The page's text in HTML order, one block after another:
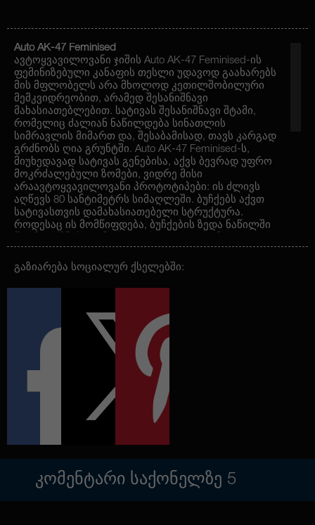
Auto AK-47 Feminised
ავტოყვავილოვანი ჯიშის Auto AK-47 Feminised-ის
ფემინიზებული კანაფის თესლი უდავოდ გაახარებს
მის მფლობელს არა მხოლოდ კეთილშობილური
მემკვიდრეობით, არამედ შესანიშნავი
მახასიათებლებით. სატივას შესანიშნავი შტამი,
რომელიც ძალიან ნაწილდება სინათლის
სიმრავლის მიმართ და, შესაბამისად, თავს კარგად
გრძნობს ღია გრუნტში. Auto AK-47 Feminised-ს,
მიუხედავად სატივას გენებისა, აქვს ბევრად უფრო
მოკრძალებული ზომები, ვიდრე მისი
არაავტოყვავილოვანი პროტოტიპები: ის ძლივს
აღწევს 80 სანტიმეტრს სიმაღლეში. ბუჩქებს აქვთ
სატივასთვის დამახასიათებელი სტრუქტურა.
როდესაც ის მომწიფდება, ბუჩქების ზედა ნაწილში
ტოტებით. სიცოცხლის სამი კვირის შემდეგ,
მცენარეები იღებენ ჰარმონიულად განლაგებული
ბუჩქების ფორმას უხვად განშტოებით.
შტამის მოშენებისას სელექციონერებმა შეუთავსეს
Lowryder-ის სწრაფი ყვავილობა AK-47-ის
შესრულებას, რამაც მათ საშუალება მისცა მიეღოთ
უნივერსალური ჰიბრიდი, რომელსაც შეუძლია
გადარჩენა ნებისმიერ კლიმატურ ზონაში. შტამის
გენეტიკა არის კოლუმბიური, ტაილანდური,
მექსიკური სატივას განსაცვიფრებელი ნაზავი,
რომელსაც ორგანულად ავსებს ავღანური ინდიკას
ძალა. მიღებულმა ჯიშმა მოხიბლა შემქმნელები
გაზიარება სოციალურ ქსელებში:
ᲙᲝᲛᲔᲜᲢᲐᲠᲘ ᲡᲐᲥᲝᲜᲔᲚᲖᲔ 5